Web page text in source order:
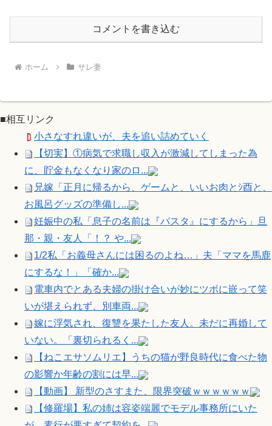
コメントを書き込む
ホーム サレ妻
■相互リンク
小さなすれ違いが、夫を追い詰めていく
【切実】①病気で求職し収入が激減してしまった為
に、貯金もなくなり家のロ...
兄嫁「正月に帰るから、ゲームと、いいお肉とｼ酉と、
お風呂グッズの準備し...
妊娠中の私「息子の名前は『パスタ』にするから」旦
那・親・友人「！？ や...
1/2私「お義母さんには困るのよね…」夫「ママを馬鹿
にするな！」「確か...
電車内でとある夫婦の掛け合いが妙にツボに嵌って笑
いが堪えられず、別車両...
嫁に浮気され、復讐を果たした友人。未だに再婚して
いない。「裏切られるく...
【ねこエサソムリエ】うちの猫が野良時代に食べた物
の影響か年齢の割には早...
【動画】 新型のさすまた、限界突破ｗｗｗｗｗｗ
【修羅場】私の姉は容姿端麗でモデル事務所にいた